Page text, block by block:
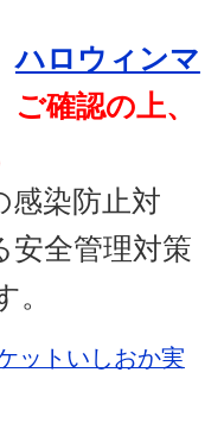
ハロウィンマ
ご確認の上、
感染防止対
安全管理対策
ットいしおか実